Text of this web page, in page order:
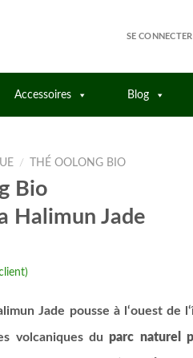
SE CONNECTER
Accessoires Blog
/ THÉ OOLONG BIO
Bio
Halimun Jade
Jade pousse à l‘ouest de
volcaniques duparc naturel